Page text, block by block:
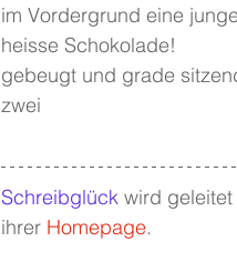
im Vordergrund eine
heisse Schokolade!
gebeugt und grade
zwei
Schreibglück wird
ihrer Homepage.